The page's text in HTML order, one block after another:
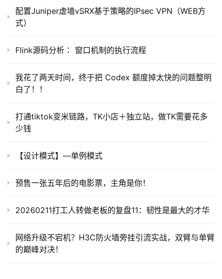
项
目
提
示
开
用
配置Juniper虚墙vSRX基于策略的IPsec VPN（WEB方
式）
Flink源码分析∶ 窗口机制的执行流程
我花了两天时间，终于把 Codex 额度掉太快的问题整明
白了！！
打通tiktok变米链路，TK小店＋独立站，做TK需要花多
少钱
【设计模式】—单例模式
预售一张五年后的电影票，主角是你！
20260211打工人转做老板的复盘11：韧性是最大的才华
网络升级不宕机？H3C防火墙旁挂引流实战，双臂与单臂
的巅峰对决！